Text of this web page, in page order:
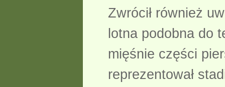
Zwrócił również
lotna podobna do
mięśnie części
reprezentował